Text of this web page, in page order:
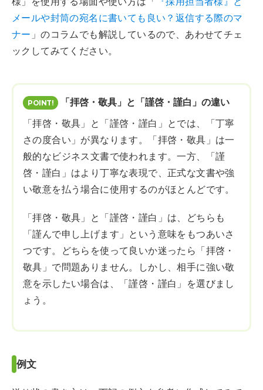
メールや封筒の宛名に書いても良い？返信する際のマ
ナー 」のコラムでも解説しているので、あわせてチェ
ックしてみてください。
「拝啓・敬具」と「謹啓・謹白」の違い
「拝啓・敬具」と「謹啓・謹白」とでは、「丁寧
さの度合い」が異なります。「拝啓・敬具」は一
般的なビジネス文書で使われます。一方、「謹
啓・謹白」はより丁寧な表現で、正式な文書や強
い敬意を払う場合に使用するのがほとんどです。
「拝啓・敬具」と「謹啓・謹白」は、どちらも
「謹んで申し上げます」という意味をもつあいさ
つです。どちらを使って良いか迷ったら「拝啓・
敬具」で問題ありません。しかし、相手に強い敬
意を示したい場合は、「謹啓・謹白」を選びまし
ょう。
例文